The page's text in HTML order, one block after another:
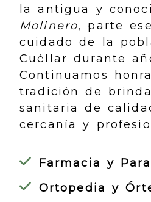
la antigua y
Molinero, parte
cuidado de la
Cuéllar durante
Continuamos
tradición de
sanitaria de
cercanía y
Farmacia y
Ortopedia y